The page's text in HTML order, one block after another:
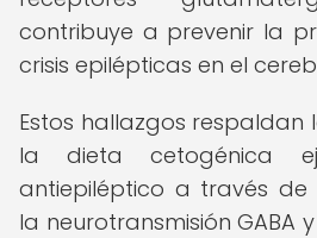
contribuye a prevenir la
crisis epilépticas en el
Estos hallazgos respaldan
la dieta cetogénica
antiepiléptico a través
la neurotransmisión GABA